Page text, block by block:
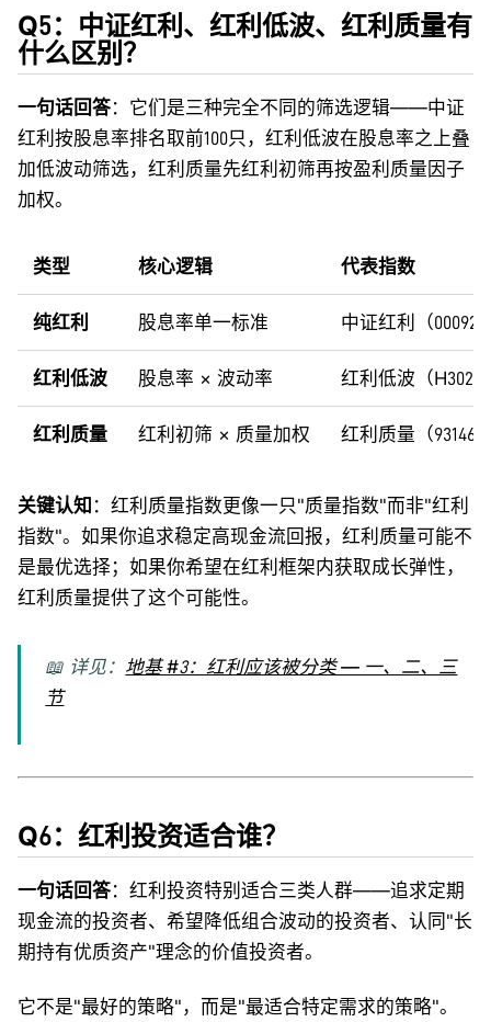
Q5：中证红利、红利低波、红利质量有
什么区别？
一句话回答：它们是三种完全不同的筛选逻辑——中证
红利按股息率排名取前100只，红利低波在股息率之上叠
加低波动筛选，红利质量先红利初筛再按盈利质量因子
加权。
类型 核心逻辑 代表指数
纯红利 股息率单一标准 中证红利（
红利低波 股息率 × 波动率 红利低波（
红利质量 红利初筛 × 质量加权 红利质量（931468
关键认知 ：红利质量指数更像一只"质量指数"而非"红利
指数"。如果你追求稳定高现金流回报，红利质量可能不
是最优选择；如果你希望在红利框架内获取成长弹性，
红利质量提供了这个可能性。
📖 详见： 地基 #3：红利应该被分类 — 一、二、三
节
Q6：红利投资适合谁？
一句话回答：红利投资特别适合三类人群——追求定期
现金流的投资者、希望降低组合波动的投资者、认同"长
期持有优质资产"理念的价值投资者。
它不是"最好的策略"，而是"最适合特定需求的策略"。